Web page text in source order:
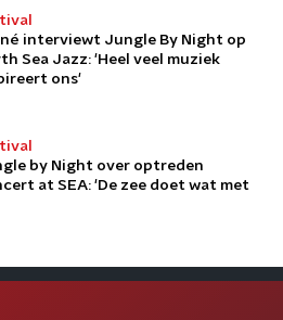
interviewt Jungle By Night op
Sea Jazz: 'Heel veel muziek
ons'
by Night over optreden
at SEA: 'De zee doet wat met